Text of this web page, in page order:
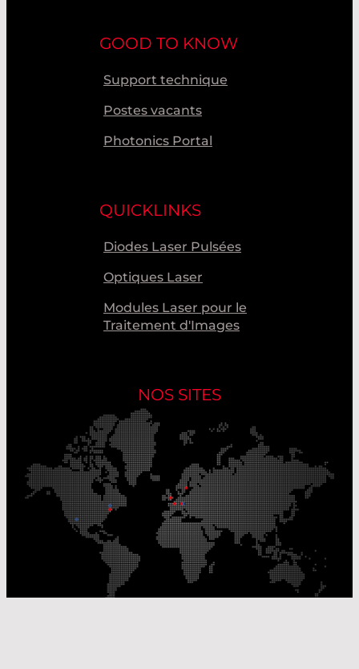
GOOD TO KNOW
Support technique
Postes vacants
Photonics Portal
QUICKLINKS
Diodes Laser Pulsées
Optiques Laser
Modules Laser pour le
Traitement d'Images
NOS SITES